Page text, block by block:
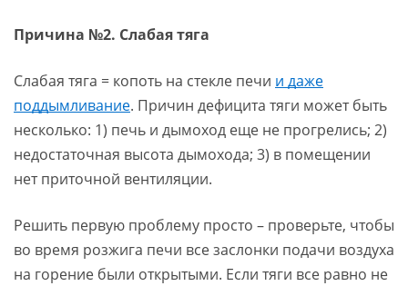
Причина №2. Слабая тяга
Слабая тяга = копоть на стекле печи и даже
поддымливание. Причин дефицита тяги может быть
несколько: 1) печь и дымоход еще не прогрелись; 2)
недостаточная высота дымохода; 3) в помещении
нет приточной вентиляции.
Решить первую проблему просто – проверьте, чтобы
во время розжига печи все заслонки подачи воздуха
на горение были открытыми. Если тяги все равно не